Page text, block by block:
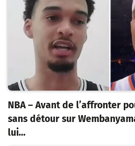
NBA – Avant de l’affronter
sans détour sur
lui…